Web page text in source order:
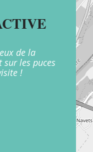
de la
les puces
!